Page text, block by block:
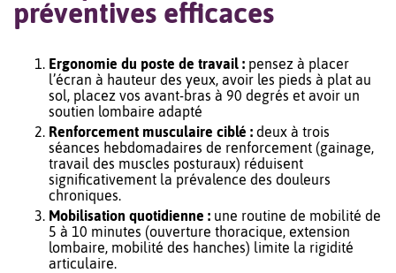
préventives efficaces
Ergonomie du poste de travail : pensez à placer
l’écran à hauteur des yeux, avoir les pieds à plat au
sol, placez vos avant-bras à 90 degrés et avoir un
soutien lombaire adapté
Renforcement musculaire ciblé : deux à trois
séances hebdomadaires de renforcement (gainage,
travail des muscles posturaux) réduisent
significativement la prévalence des douleurs
chroniques.
Mobilisation quotidienne : une routine de mobilité de
5 à 10 minutes (ouverture thoracique, extension
lombaire, mobilité des hanches) limite la rigidité
articulaire.